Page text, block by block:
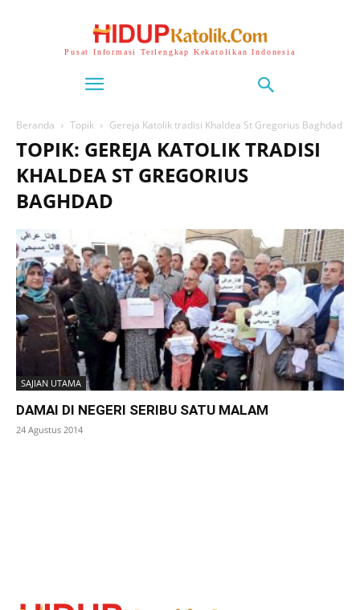
Pusat Informasi Terlengkap Kekatolikan Indonesia
Beranda Topik Gereja Katolik tradisi Khaldea St Gregorius Baghdad
TOPIK: GEREJA KATOLIK TRADISI
KHALDEA ST GREGORIUS
BAGHDAD
SAJIAN UTAMA
DAMAI DI NEGERI SERIBU SATU MALAM
24 Agustus 2014